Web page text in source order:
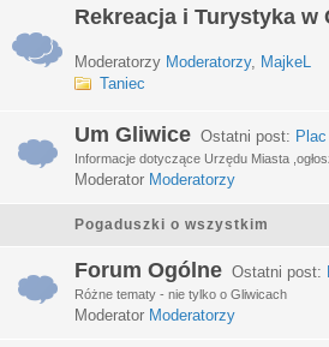
Rekreacja i Turystyka w
Moderatorzy Moderatorzy, MajkeL
Taniec
Um Gliwice Ostatni post:
Informacje dotyczące Urzędu Miasta
Moderator Moderatorzy
Pogaduszki o wszystkim
Forum Ogólne Ostatni post:
Różne tematy - nie tylko o Gliwicach
Moderator Moderatorzy